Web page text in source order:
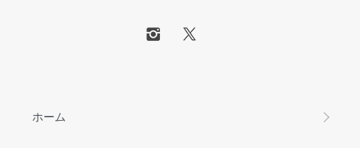
ホーム